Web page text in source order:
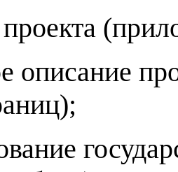
(
описание
);